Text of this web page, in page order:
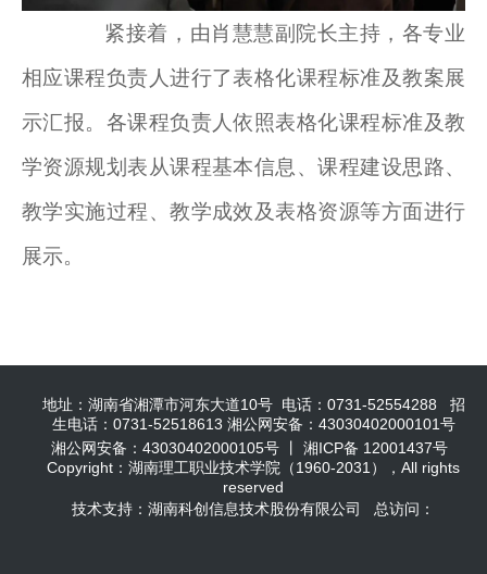
紧接着，由肖慧慧副院长主持，各专业
相应课程负责人进行了表格化课程标准及教案展
示汇报。各课程负责人依照表格化课程标准及教
学资源规划表从课程基本信息、课程建设思路、
教学实施过程、教学成效及表格资源等方面进行
展示。
地址：湖南省湘潭市河东大道10号 电话：0731-52554288 招
生电话：0731-52518613 湘公网安备：43030402000101号
湘公网安备：43030402000105号 丨 湘ICP备 12001437号
Copyright：湖南理工职业技术学院（1960-2031），All rights
reserved
技术支持：湖南科创信息技术股份有限公司 总访问：